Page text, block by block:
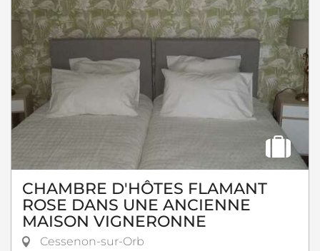
CHAMBRE D'HÔTES FLAMANT
ROSE DANS UNE ANCIENNE
MAISON VIGNERONNE
Cessenon-sur-Orb